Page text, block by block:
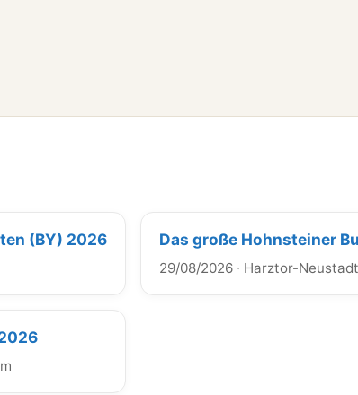
(BY) 2026 Das große Hohnsteiner
29/08/2026 · Harztor-Neustadt